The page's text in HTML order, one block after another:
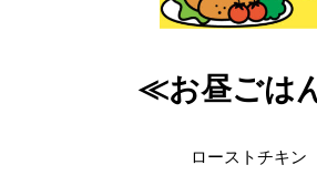
≪お昼ごは
ローストチキン